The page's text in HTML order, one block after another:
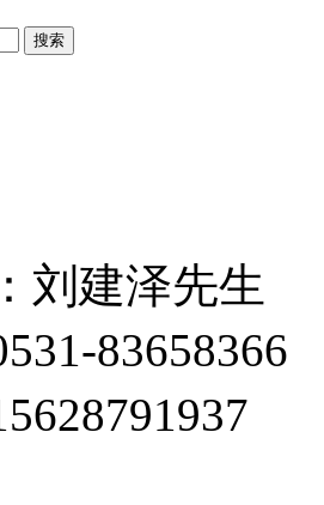
刘建泽先生
83658366